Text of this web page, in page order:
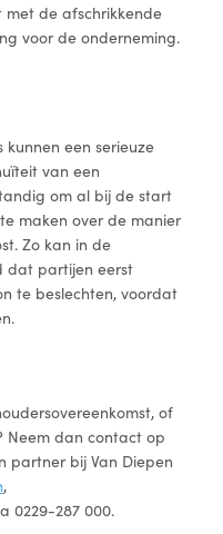
de afschrikkende
voor de onderneming.
kunnen een serieuze
van een
om al bij de start
maken over de manier
Zo kan in de
dat partijen eerst
te beslechten, voordat
of
Neem dan contact op
partner bij Van Diepen
,
0229-287 000.